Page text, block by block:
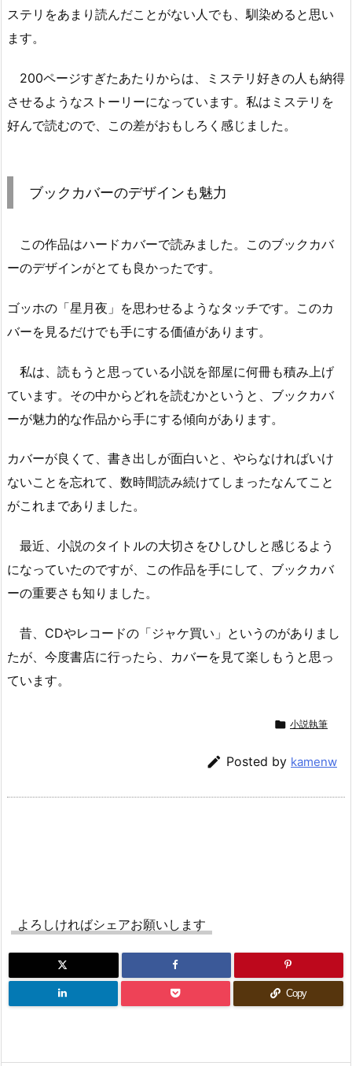
ステリをあまり読んだことがない人でも、馴染めると思い
ます。
200ページすぎたあたりからは、ミステリ好きの人も納得
させるようなストーリーになっています。私はミステリを
好んで読むので、この差がおもしろく感じました。
ブックカバーのデザインも魅力
この作品はハードカバーで読みました。このブックカバ
ーのデザインがとても良かったです。
ゴッホの「星月夜」を思わせるようなタッチです。このカ
バーを見るだけでも手にする価値があります。
私は、読もうと思っている小説を部屋に何冊も積み上げ
ています。その中からどれを読むかというと、ブックカバ
ーが魅力的な作品から手にする傾向があります。
カバーが良くて、書き出しが面白いと、やらなければいけ
ないことを忘れて、数時間読み続けてしまったなんてこと
がこれまでありました。
最近、小説のタイトルの大切さをひしひしと感じるよう
になっていたのですが、この作品を手にして、ブックカバ
ーの重要さも知りました。
昔、CDやレコードの「ジャケ買い」というのがありまし
たが、今度書店に行ったら、カバーを見て楽しもうと思っ
ています。
 小説執筆
 Posted by kamenw
よろしければシェアお願いします
Copy